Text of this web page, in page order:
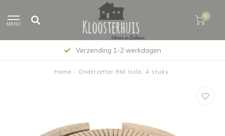
MENU
0
Verzending 1-2 werkdagen
Home / Onderzetter RM Isola, 4 stuks